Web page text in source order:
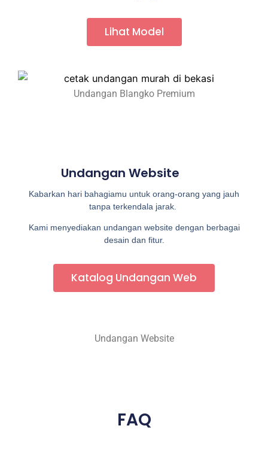
Lihat Model
Undangan Blangko Premium
Undangan Website
Undangan Website
Kabarkan hari bahagiamu untuk orang-orang yang jauh
tanpa terkendala jarak.
Kami menyediakan undangan website dengan berbagai
desain dan fitur.
Katalog Undangan Web
FAQ